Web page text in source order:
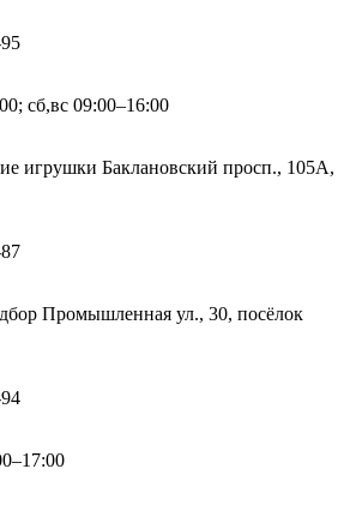
сб,вс 09:00–16:00
игрушки Баклановский просп., 105А,
Промышленная ул., 30, посёлок